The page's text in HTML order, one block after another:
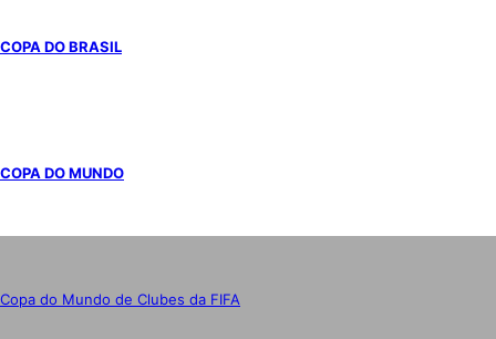
COPA DO BRASIL
COPA DO MUNDO
Copa do Mundo de Clubes da FIFA